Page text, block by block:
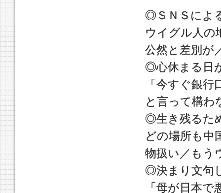
◎ＳＮＳによ
ウイグル人の
公然と差別が
◎心休まる日
「今すぐ銀
と言って構わ
◎生き残るた
どの場所も中
物扱い／もう
◎決まり文句
「母が日本